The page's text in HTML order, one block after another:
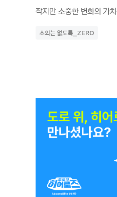
작지만 소중한 변화의 가
소외는 없도록_ZERO